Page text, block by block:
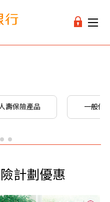
壽保險產品 一般保
計劃優惠